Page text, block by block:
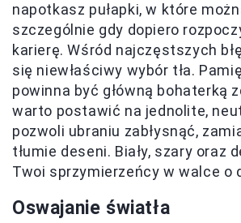
napotkasz pułapki, w które
szczególnie gdy dopiero
karierę. Wśród najczęstszych
się niewłaściwy wybór tła.
powinna być główną bohaterką
warto postawić na jednolite,
pozwoli ubraniu zabłysnąć,
tłumie deseni. Biały, szary oraz
Twoi sprzymierzeńcy w walce o
Oswajanie światła